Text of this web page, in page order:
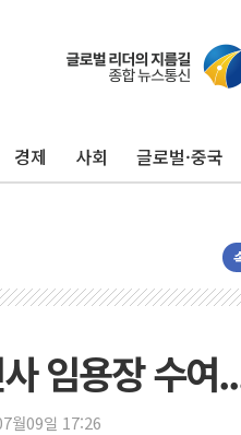
경제 사회 글로벌·중국
임용장 수여
월09일 17:26